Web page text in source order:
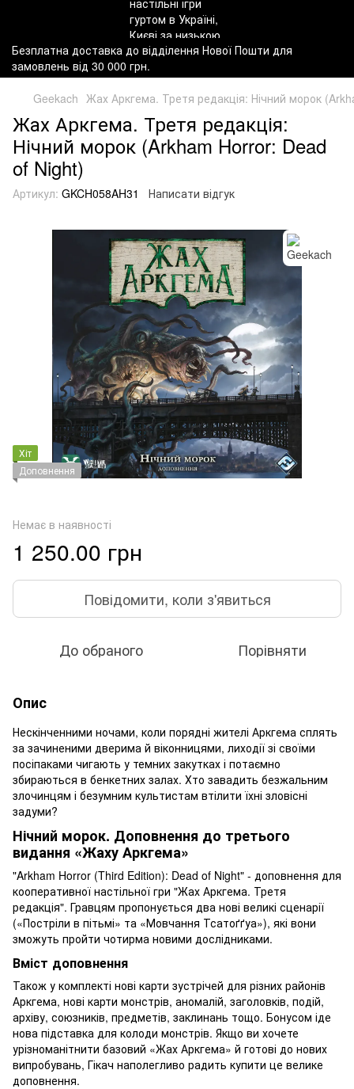
Безплатна доставка до відділення Нової Пошти для
замовлень від 30 000 грн.
Geekach Жах Аркгема. Третя редакція: Нічний морок
Жах Аркгема. Третя редакція:
Нічний морок (Arkham Horror: Dead
of Night)
Артикул: GKCH058AH31 Написати відгук
Хіт
Доповнення
Немає в наявності
1 250.00 грн
Повідомити, коли з'явиться
До обраного Порівняти
Опис
Нескінченними ночами, коли порядні жителі Аркгема сплять
за зачиненими дверима й віконницями, лиходії зі своїми
посіпаками чигають у темних закутках і потаємно
збираються в бенкетних залах. Хто завадить безжальним
злочинцям і безумним культистам втілити їхні зловісні
задуми?
Нічний морок. Доповнення до третього
видання «Жаху Аркгема»
"Arkham Horror (Third Edition): Dead of Night" - доповнення для
кооперативної настільної гри "Жах Аркгема. Третя
редакція". Гравцям пропонується два нові великі сценарії
(«Постріли в пітьмі» та «Мовчання Тсатоґґуа»), які вони
зможуть пройти чотирма новими дослідниками.
Вміст доповнення
Також у комплекті нові карти зустрічей для різних районів
Аркгема, нові карти монстрів, аномалій, заголовків, подій,
архіву, союзників, предметів, заклинань тощо. Бонусом іде
нова підставка для колоди монстрів. Якщо ви хочете
урізноманітнити базовий «Жах Аркгема» й готові до нових
випробувань, Гікач наполегливо радить купити це велике
доповнення.